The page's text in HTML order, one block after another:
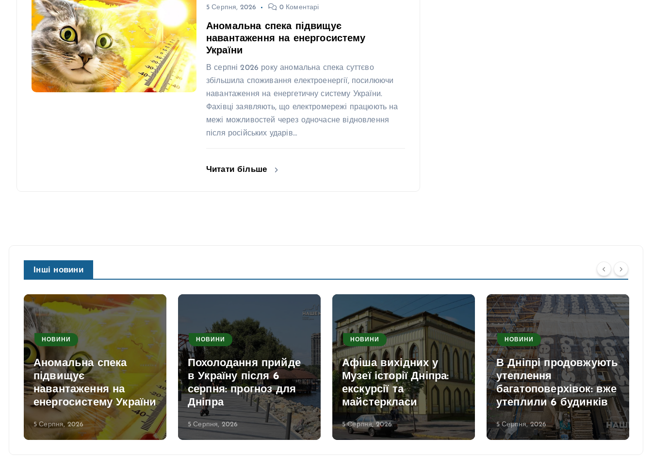
5 Серпня, 2026 0 Коментарі
Аномальна спека підвищує
навантаження на енергосистему
України
В серпні 2026 року аномальна спека суттєво
збільшила споживання електроенергії, посилюючи
навантаження на енергетичну систему України.
Фахівці заявляють, що електромережі працюють на
межі можливостей через одночасне відновлення
після російських ударів…
Читати більше
Інші новини
НОВИНИ
Аномальна спека
підвищує
навантаження на
енергосистему України
5 Серпня, 2026
НОВИНИ
Похолодання прийде
в Україну після 6
серпня: прогноз для
Дніпра
5 Серпня, 2026
НОВИНИ
Афіша вихідних у
Музеї історії Дніпра:
екскурсії та
майстеркласи
5 Серпня, 2026
НОВИНИ
В Дніпрі продовжують
утеплення
багатоповерхівок: вже
утеплили 6 будинків
5 Серпня, 2026